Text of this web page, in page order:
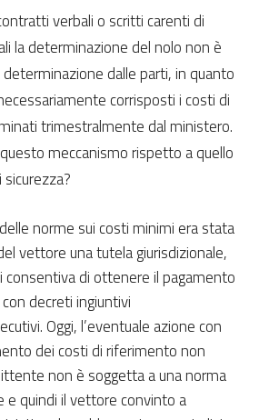
verbali o scritti carenti di
la determinazione del nolo non è
dalle parti, in quanto
corrisposti i costi di
trimestralmente dal ministero.
meccanismo rispetto a quello
norme sui costi minimi era stata
vettore una tutela giurisdizionale,
consentiva di ottenere il pagamento
decreti ingiuntivi
Oggi, l’eventuale azione con
dei costi di riferimento non
non è soggetta a una norma
e quindi il vettore convinto a